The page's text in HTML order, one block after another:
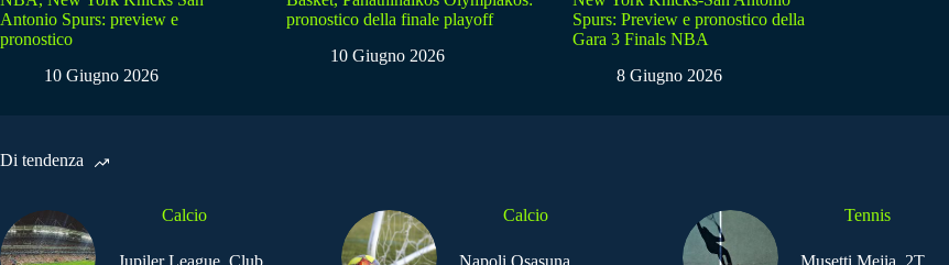
Antonio Spurs: preview e
pronostico
10 Giugno 2026
pronostico della finale playoff
10 Giugno 2026
Spurs: Preview e pronostico della
Gara 3 Finals NBA
8 Giugno 2026
Di tendenza
Calcio
Jupiler League, Club
Calcio
Napoli Osasuna,
Tennis
Musetti Mejia, 2T